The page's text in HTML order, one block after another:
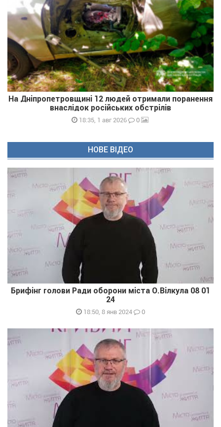
На Дніпропетровщині 12 людей отримали поранення
внаслідок російських обстрілів
18:35, 1 авг 2026 0
НОВЕ ВІДЕО
Брифінг голови Ради оборони міста О.Вілкула 08 01
24
18:50, 8 янв 2024 0